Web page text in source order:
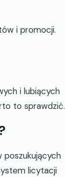
i promocji.
i lubiących
to sprawdzić.
poszukujących
licytacji